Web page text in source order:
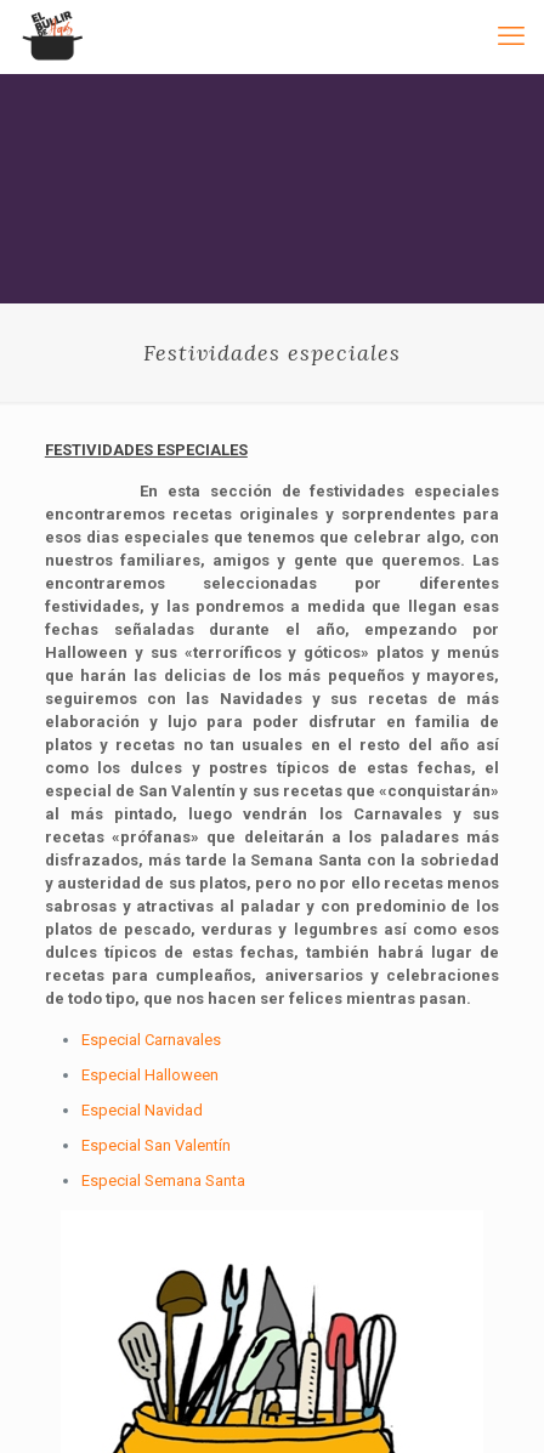
Festividades especiales
FESTIVIDADES ESPECIALES
En esta sección de festividades especiales
encontraremos recetas originales y sorprendentes para
esos dias especiales que tenemos que celebrar algo, con
nuestros familiares, amigos y gente que queremos. Las
encontraremos seleccionadas por diferentes
festividades, y las pondremos a medida que llegan esas
fechas señaladas durante el año, empezando por
Halloween y sus «terroríficos y góticos» platos y menús
que harán las delicias de los más pequeños y mayores,
seguiremos con las Navidades y sus recetas de más
elaboración y lujo para poder disfrutar en familia de
platos y recetas no tan usuales en el resto del año así
como los dulces y postres típicos de estas fechas, el
especial de San Valentín y sus recetas que «conquistarán»
al más pintado, luego vendrán los Carnavales y sus
recetas «prófanas» que deleitarán a los paladares más
disfrazados, más tarde la Semana Santa con la sobriedad
y austeridad de sus platos, pero no por ello recetas menos
sabrosas y atractivas al paladar y con predominio de los
platos de pescado, verduras y legumbres así como esos
dulces típicos de estas fechas, también habrá lugar de
recetas para cumpleaños, aniversarios y celebraciones
de todo tipo, que nos hacen ser felices mientras pasan.
Especial Carnavales
Especial Halloween
Especial Navidad
Especial San Valentín
Especial Semana Santa